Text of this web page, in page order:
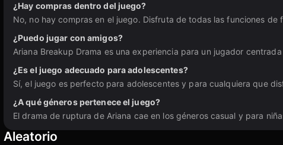
¿Hay compras dentro del juego?
No, no hay compras en el juego. Disfruta de todas las funciones de
¿Puedo jugar con amigos?
Ariana Breakup Drama es una experiencia para un jugador
¿Es el juego adecuado para adolescentes?
Sí, el juego es perfecto para adolescentes y para cualquiera que
¿A qué géneros pertenece el juego?
El drama de ruptura de Ariana cae en los géneros casual y para
Aleatorio